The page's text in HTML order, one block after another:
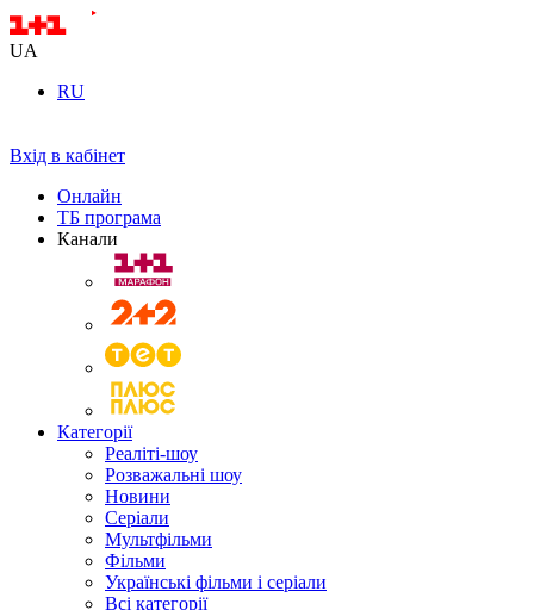
UA
RU
Вхід в кабінет
Онлайн
ТБ програма
Канали
Категорії
Реаліті-шоу
Розважальні шоу
Новини
Серіали
Мультфільми
Фільми
Українські фільми і серіали
Всі категорії